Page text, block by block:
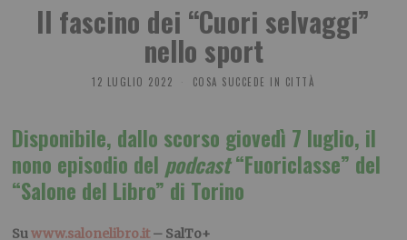
Il fascino dei “Cuori selvaggi”
nello sport
12 LUGLIO 2022 COSA SUCCEDE IN CITTÀ
Disponibile, dallo scorso giovedì 7 luglio, il
nono episodio del podcast“Fuoriclasse” del
“Salone del Libro” di Torino
Suwww.salonelibro.it – SalTo+